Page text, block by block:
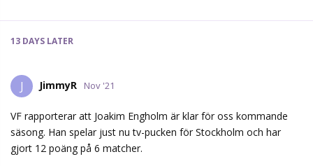
13 DAYS LATER
J JimmyR Nov '21
VF rapporterar att Joakim Engholm är klar för oss kommande
säsong. Han spelar just nu tv-pucken för Stockholm och har
gjort 12 poäng på 6 matcher.